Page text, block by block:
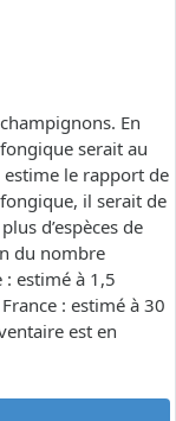
En
serait au
le rapport de
il serait de
d’espèces de
du nombre
: estimé à 1,5
: estimé à 30
est en